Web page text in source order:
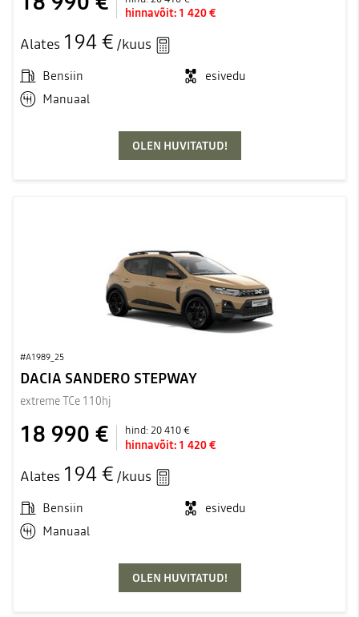
hinnavõit: 1 420 €
Alates 194 € /kuus
Bensiin
esivedu
Manuaal
OLEN HUVITATUD!
#A1989_25
DACIA SANDERO STEPWAY
extreme TCe 110hj
18 990 € hind:20 410 €
hinnavõit: 1 420 €
Alates 194 € /kuus
Bensiin
esivedu
Manuaal
OLEN HUVITATUD!